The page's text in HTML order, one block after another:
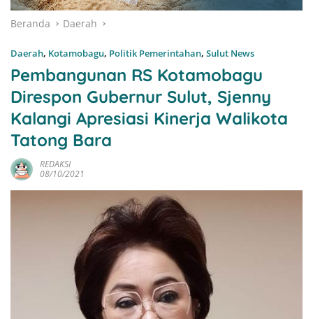
Beranda Daerah
Daerah, Kotamobagu, Politik Pemerintahan, Sulut News
Pembangunan RS Kotamobagu
Direspon Gubernur Sulut, Sjenny
Kalangi Apresiasi Kinerja Walikota
Tatong Bara
REDAKSI
08/10/2021